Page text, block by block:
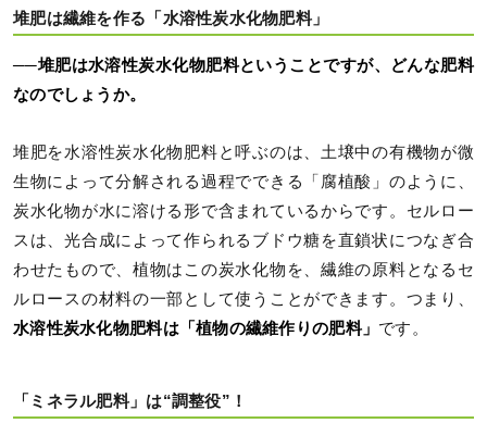
堆肥は繊維を作る「水溶性炭水化物肥料」
──堆肥は水溶性炭水化物肥料ということですが、どんな肥料
なのでしょうか。
堆肥を水溶性炭水化物肥料と呼ぶのは、土壌中の有機物が微
生物によって分解される過程でできる「腐植酸」のように、
炭水化物が水に溶ける形で含まれているからです。セルロー
スは、光合成によって作られるブドウ糖を直鎖状につなぎ合
わせたもので、植物はこの炭水化物を、繊維の原料となるセ
ルロースの材料の一部として使うことができます。つまり、
水溶性炭水化物肥料は「植物の繊維作りの肥料」 です。
「ミネラル肥料」は“調整役”！